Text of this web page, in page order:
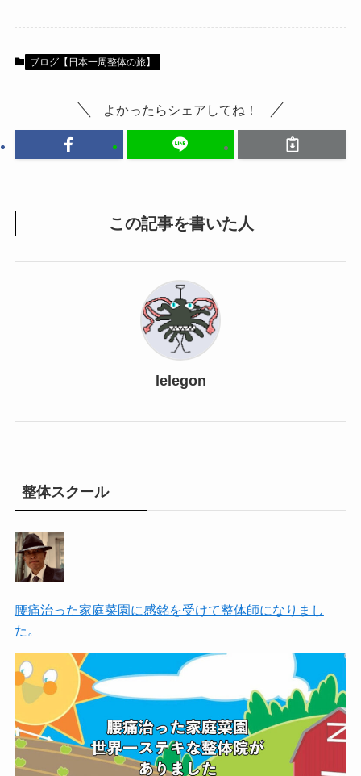
ブログ【日本一周整体の旅】
よかったらシェアしてね！
この記事を書いた人
lelegon
整体スクール
腰痛治った家庭菜園に感銘を受けて整体師になりまし
た。